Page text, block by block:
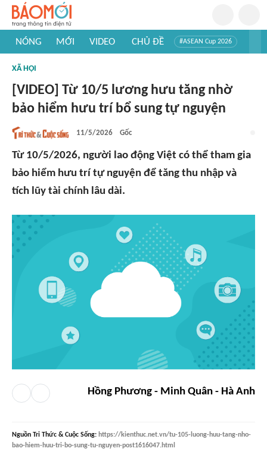
NÓNG MỚI VIDEO CHỦ ĐỀ #ASEAN Cup 2026
#Khám phá thế giới
XÃ HỘI
[VIDEO] Từ 10/5 lương hưu tăng nhờ
bảo hiểm hưu trí bổ sung tự nguyện
11/5/2026 Gốc
Từ 10/5/2026, người lao động Việt có thể tham gia
bảo hiểm hưu trí tự nguyện để tăng thu nhập và
tích lũy tài chính lâu dài.
Hồng Phương - Minh Quân - Hà Anh
Nguồn Tri Thức & Cuộc Sống: https://kienthuc.net.vn/tu-105-luong-huu-tang-nho-
bao-hiem-huu-tri-bo-sung-tu-nguyen-post1616047.html